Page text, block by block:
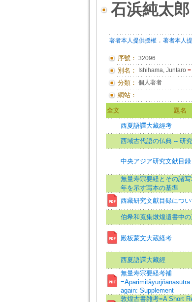
石浜純太郎
著者本人提供授權． 著者本人
序號： 32096
別名： Ishihama, Juntaro =
分類： 個人著者
網站：
全文 題名
西夏語譯大藏經考
西域古代語の仏典 -- 研
中央アジア研究文献目録
無量寿宗要経とその諸
年を示す写本の基準
西藏研究文獻目録につい
伯希和蒐集燉煌遺書中の
殿板蒙文大蔵経考
西夏語譯大藏經
無量寿宗要経考補
=Aparimitâyurjňānasūtra
again: Supplement
敦煌古書雑考=A Short